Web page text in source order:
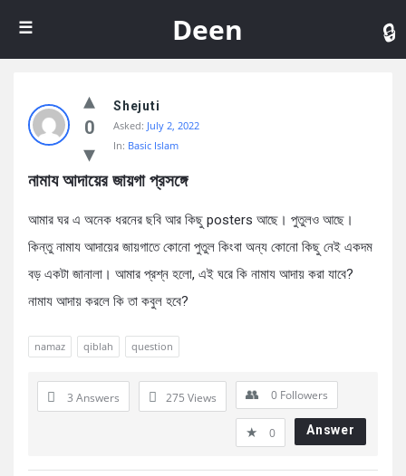
Deen
0
Shejuti
Asked: July 2, 2022
In: Basic Islam
নামায আদায়ের জায়গা প্রসঙ্গে
আমার ঘর এ অনেক ধরনের ছবি আর কিছু posters আছে। পুতুলও আছে।
কিন্তু নামায আদায়ের জায়গাতে কোনো পুতুল কিংবা অন্য কোনো কিছু নেই একদম
বড় একটা জানালা। আমার প্রশ্ন হলো, এই ঘরে কি নামায আদায় করা যাবে?
নামায আদায় করলে কি তা কবুল হবে?
namaz qiblah question
3 Answers 275 Views 0 Followers
0 Answer